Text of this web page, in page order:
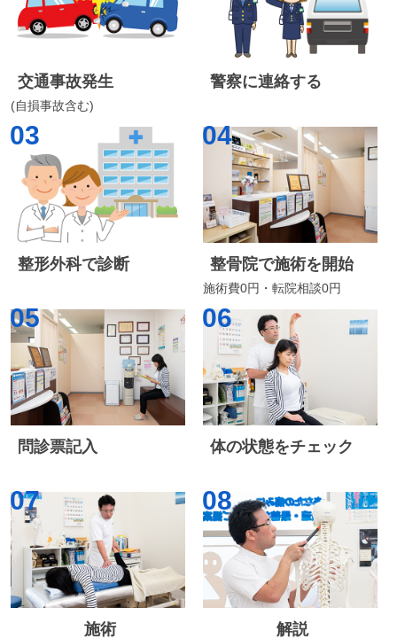
交通事故発生
(自損事故含む)
警察に連絡する
03
整形外科で診断
04
整骨院で施術を開始
施術費0円・転院相談0円
05
問診票記入
06
体の状態をチェック
07
施術
08
解説